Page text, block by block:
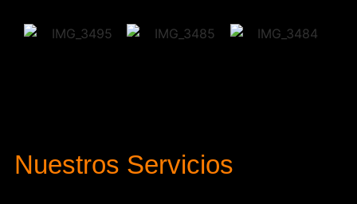
Nuestros Servicios